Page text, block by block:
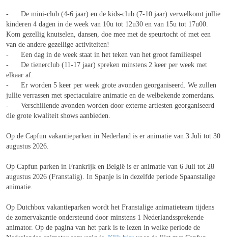
- De mini-club (4-6 jaar) en de kids-club (7-10 jaar) verwelkomt jullie
kinderen 4 dagen in de week van 10u tot 12u30 en van 15u tot 17u00.
Kom gezellig knutselen, dansen, doe mee met de speurtocht of met een
van de andere gezellige activiteiten!
- Een dag in de week staat in het teken van het groot familiespel
- De tienerclub (11-17 jaar) spreken minstens 2 keer per week met
elkaar af.
- Er worden 5 keer per week grote avonden georganiseerd. We zullen
jullie verrassen met spectaculaire animatie en de welbekende zomerdans.
- Verschillende avonden worden door externe artiesten georganiseerd
die grote kwaliteit shows aanbieden.
Op de Capfun vakantieparken in Nederland is er animatie van 3 Juli tot 30
augustus 2026.
Op Capfun parken in Frankrijk en België is er animatie van 6 Juli tot 28
augustus 2026 (Franstalig). In Spanje is in dezelfde periode Spaanstalige
animatie.
Op Dutchbox vakantieparken wordt het Franstalige animatieteam tijdens
de zomervakantie ondersteund door minstens 1 Nederlandssprekende
animator. Op de pagina van het park is te lezen in welke periode de